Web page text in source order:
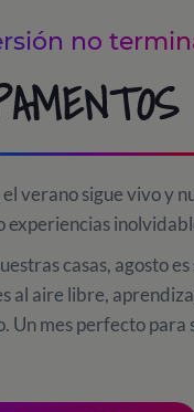
no
el verano sigue vivo y
casas, agosto
al aire libre,
Un mes perfecto